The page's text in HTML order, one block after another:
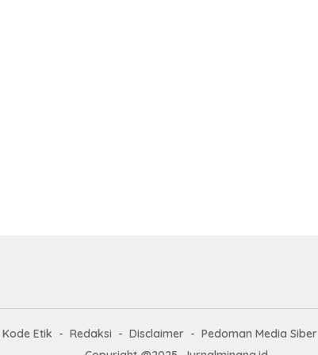
Kode Etik Redaksi Disclaimer Pedoman Media Siber